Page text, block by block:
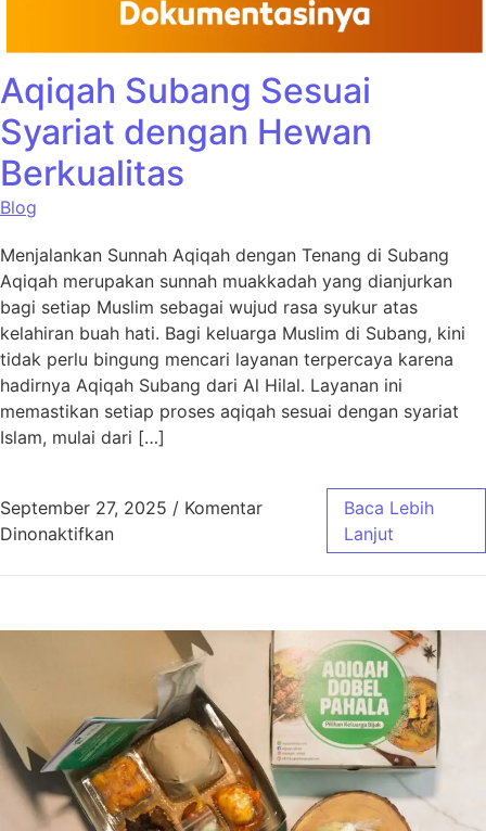
Aqiqah Subang Sesuai
Syariat dengan Hewan
Berkualitas
Blog
Menjalankan Sunnah Aqiqah dengan Tenang di Subang
Aqiqah merupakan sunnah muakkadah yang dianjurkan
bagi setiap Muslim sebagai wujud rasa syukur atas
kelahiran buah hati. Bagi keluarga Muslim di Subang, kini
tidak perlu bingung mencari layanan terpercaya karena
hadirnya Aqiqah Subang dari Al Hilal. Layanan ini
memastikan setiap proses aqiqah sesuai dengan syariat
Islam, mulai dari […]
September 27, 2025 / Komentar
Dinonaktifkanpada Aqiqah Subang Sesuai Syariat dengan
Baca Lebih
Lanjut